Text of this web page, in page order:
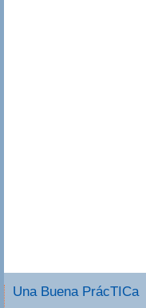
Una Buena PrácTICa